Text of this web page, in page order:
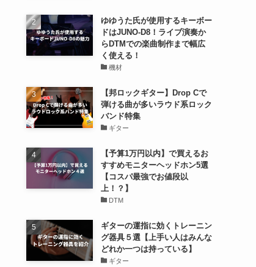
ゆゆうた氏が使用するキーボー
ドはJUNO-D8！ライブ演奏か
らDTMでの楽曲制作まで幅広
く使える！
機材
【邦ロックギター】Drop Cで
弾ける曲が多いラウド系ロック
バンド特集
ギター
【予算1万円以内】で買えるお
すすめモニターヘッドホン5選
【コスパ最強でお値段以
上！？】
DTM
ギターの運指に効くトレーニン
グ器具５選【上手い人はみんな
どれか一つは持っている】
ギター